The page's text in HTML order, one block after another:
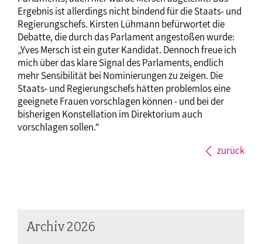
Ergebnis ist allerdings nicht bindend für die Staats- und
Regierungschefs. Kirsten Lühmann befürwortet die
Debatte, die durch das Parlament angestoßen wurde:
„Yves Mersch ist ein guter Kandidat. Dennoch freue ich
mich über das klare Signal des Parlaments, endlich
mehr Sensibilität bei Nominierungen zu zeigen. Die
Staats- und Regierungschefs hätten problemlos eine
geeignete Frauen vorschlagen können - und bei der
bisherigen Konstellation im Direktorium auch
vorschlagen sollen.“
zurück
Archiv 2026